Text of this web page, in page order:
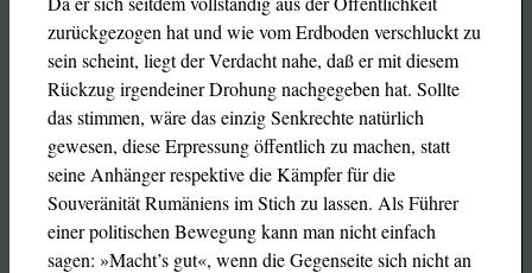
zurückgezogen hat und wie vom Erdboden verschluckt zu
sein scheint, liegt der Verdacht nahe, daß er mit diesem
Rückzug irgendeiner Drohung nachgegeben hat. Sollte
das stimmen, wäre das einzig Senkrechte natürlich
gewesen, diese Erpressung öffentlich zu machen, statt
seine Anhänger respektive die Kämpfer für die
Souveränität Rumäniens im Stich zu lassen. Als Führer
einer politischen Bewegung kann man nicht einfach
sagen: »Macht’s gut«, wenn die Gegenseite sich nicht an